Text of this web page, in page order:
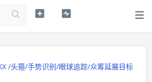
/头箍/手势识别/眼球追踪/众筹延展目标